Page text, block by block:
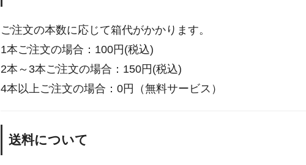
ご注文の本数に応じて箱代がかかります。
1本ご注文の場合：100円(税込)
2本～3本ご注文の場合：150円(税込)
4本以上ご注文の場合：0円（無料サービス）
送料について